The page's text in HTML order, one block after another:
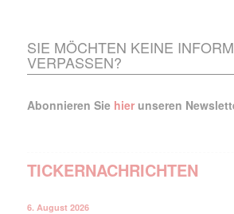
SIE MÖCHTEN KEINE
VERPASSEN?
Abonnieren Sie hierunseren
TICKERNACHRICHTEN
6. August 2026